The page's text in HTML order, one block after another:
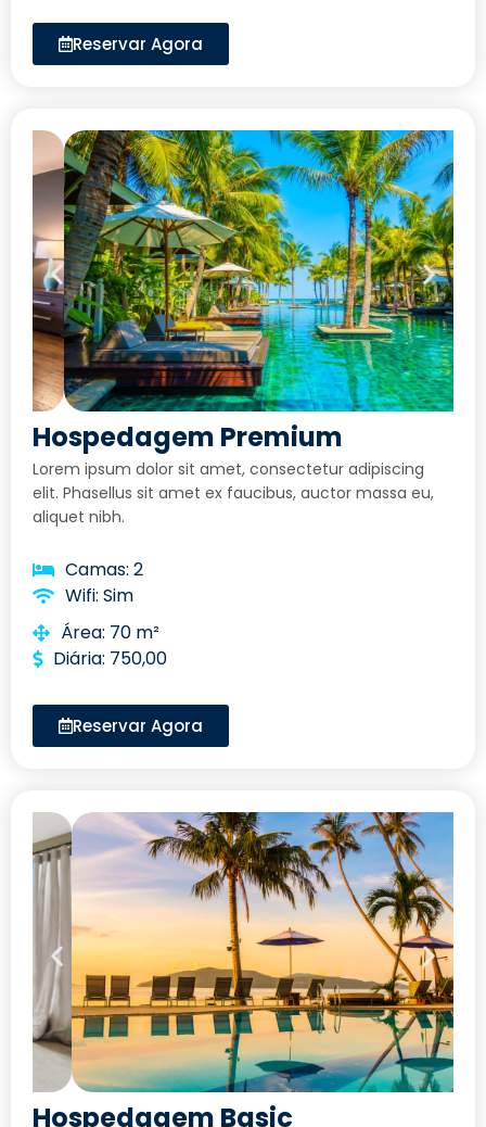
Reservar Agora
Hospedagem Premium
Lorem ipsum dolor sit amet, consectetur adipiscing
elit. Phasellus sit amet ex faucibus, auctor massa eu,
aliquet nibh.
Camas: 2
Wifi: Sim
Área: 70 m²
Diária: 750,00
Reservar Agora
Hospedagem Basic